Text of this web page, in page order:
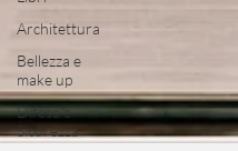
Architettura
Bellezza e
make up
Difesa e
Sicurezza